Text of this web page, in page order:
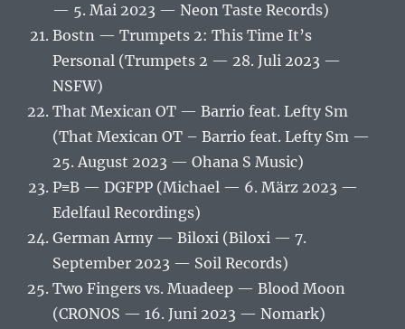
— 5. Mai 2023 — Neon Taste Records)
Bostn — Trumpets 2: This Time It’s
Personal (Trumpets 2 — 28. Juli 2023 —
NSFW)
That Mexican OT — Barrio feat. Lefty Sm
(That Mexican OT – Barrio feat. Lefty Sm —
25. August 2023 — Ohana S Music)
P≡B — DGFPP (Michael — 6. März 2023 —
Edelfaul Recordings)
German Army — Biloxi (Biloxi — 7.
September 2023 — Soil Records)
Two Fingers vs. Muadeep — Blood Moon
(CRONOS — 16. Juni 2023 — Nomark)